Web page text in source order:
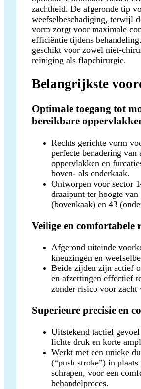
zachtheid. De afgeronde tip
weefselbeschadiging, terwijl
vorm zorgt voor maximale
efficiëntie tijdens
geschikt voor zowel niet-
reiniging als flapchirurgie.
Belangrijkste
Optimale toegang tot
bereikbare
Rechts gerichte vorm
perfecte benadering van
oppervlakken en
boven- als onderkaak.
Ontworpen voor sector
draaipunt ter hoogte van
(bovenkaak) en 43
Veilige en comfortabele
Afgerond uiteinde
kneuzingen en
Beide zijden zijn actief
en afzettingen effectief
zonder risico voor zacht
Superieure precisie en
Uitstekend tactiel
lichte druk en korte
Werkt met een unieke
(“push stroke”) in plaats
schrapen, voor een
behandelproces.